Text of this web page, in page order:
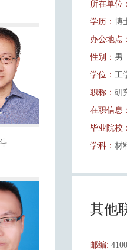
所在单位：
学历： 博
办公地点：
性别： 男
学位： 工
职称： 研
在职信息：
毕业院校：
学科： 材
其他
邮编: